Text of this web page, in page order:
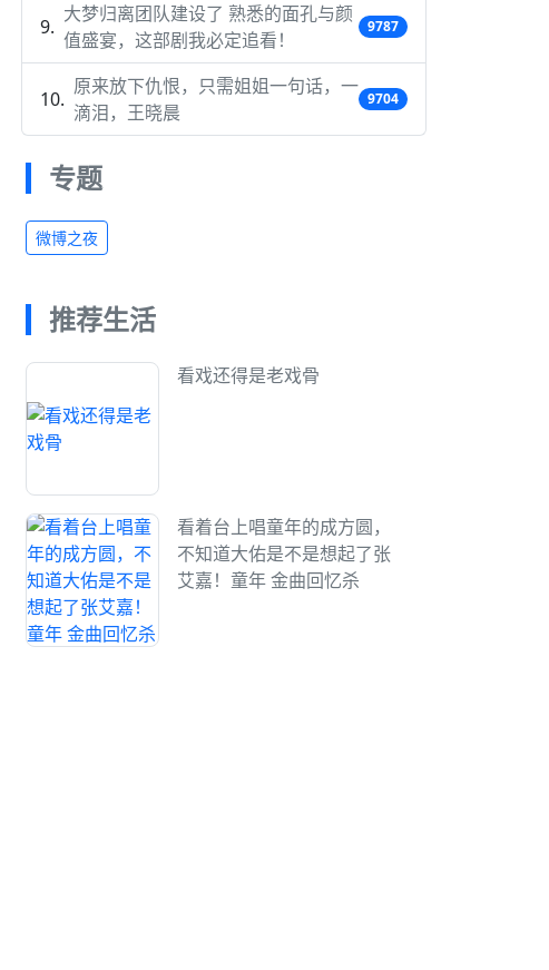
大梦归离团队建设了 熟悉的面孔与颜
值盛宴，这部剧我必定追看！
9787
原来放下仇恨，只需姐姐一句话，一
滴泪，王晓晨
9704
专题
微博之夜
推荐生活
看戏还得是老戏骨
看着台上唱童年的成方圆，
不知道大佑是不是想起了张
艾嘉！童年 金曲回忆杀